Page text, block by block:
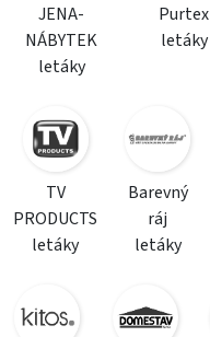
JENA-
NÁBYTEK
letáky
Purtex
letáky
TV
PRODUCTS
letáky
Barevný
ráj
letáky